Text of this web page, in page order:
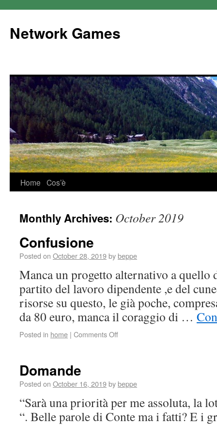
Network Games
Home Cos’è
Monthly Archives: October 2019
Confusione
Posted on October 28, 2019bybeppe
Manca un progetto alternativo a quello
partito del lavoro dipendente ,e del
risorse su questo, le già poche,
da 80 euro, manca il coraggio di …
Posted in home | Comments Off
Domande
Posted on October 16, 2019bybeppe
“Sarà una priorità per me assoluta, la
“. Belle parole di Conte ma i fatti? E i